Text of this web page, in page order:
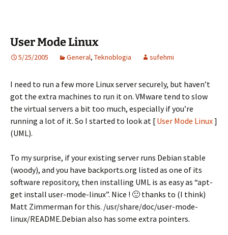
User Mode Linux
5/25/2005 General, Teknoblogia sufehmi
I need to run a few more Linux server securely, but haven’t
got the extra machines to run it on. VMware tend to slow
the virtual servers a bit too much, especially if you’re
running a lot of it. So I started to look at [ User Mode Linux]
(UML).
To my surprise, if your existing server runs Debian stable
(woody), and you have backports.org listed as one of its
software repository, then installing UML is as easy as “apt-
get install user-mode-linux”. Nice ! 🙂 thanks to (I think)
Matt Zimmerman for this. /usr/share/doc/user-mode-
linux/README.Debian also has some extra pointers.